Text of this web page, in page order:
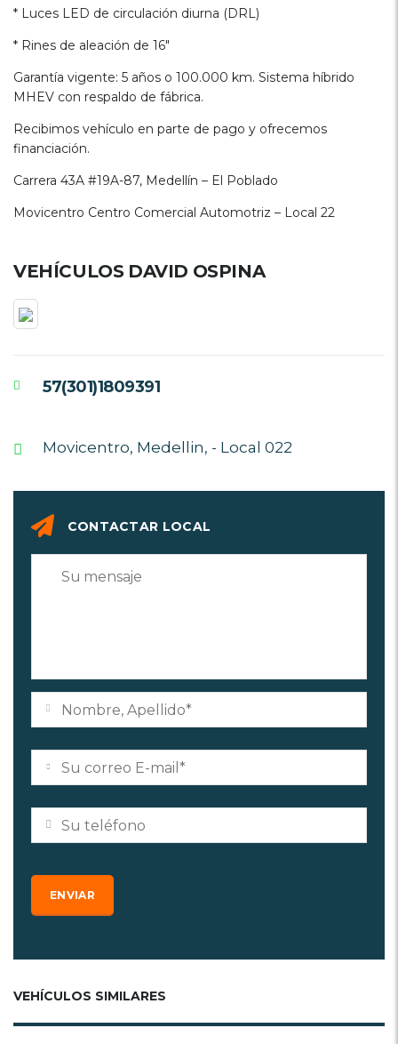
* Luces LED de circulación diurna (DRL)
* Rines de aleación de 16"
Garantía vigente: 5 años o 100.000 km. Sistema híbrido
MHEV con respaldo de fábrica.
Recibimos vehículo en parte de pago y ofrecemos
financiación.
Carrera 43A #19A-87, Medellín – El Poblado
Movicentro Centro Comercial Automotriz – Local 22
VEHÍCULOS DAVID OSPINA
57(301)1809391
Movicentro, Medellin, - Local 022
CONTACTAR LOCAL
VEHÍCULOS SIMILARES